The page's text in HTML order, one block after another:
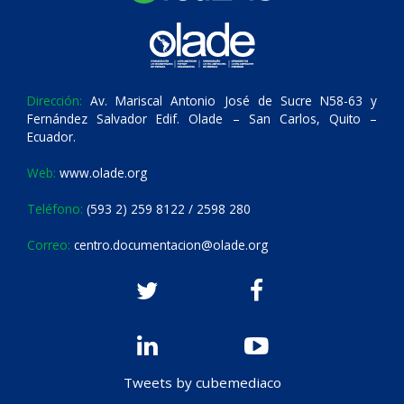
Dirección: Av. Mariscal Antonio José de Sucre N58-63 y
Fernández Salvador Edif. Olade – San Carlos, Quito –
Ecuador.
Web: www.olade.org
Teléfono: (593 2) 259 8122 / 2598 280
Correo: centro.documentacion@olade.org
Tweets by cubemediaco